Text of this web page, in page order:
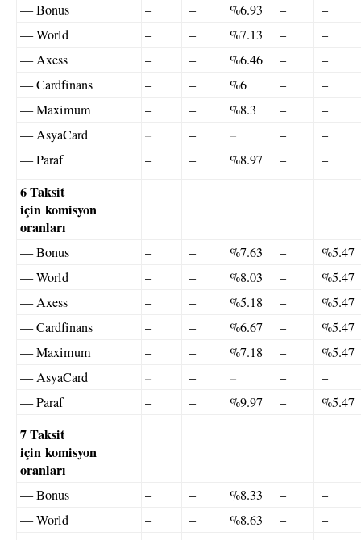
— Bonus – – %6.93 –
–
— World
– – %7.13 –
–
— Axess
– – %6.46 –
–
— Cardfinans
– – %6 –
–
— Maximum
– – %8.3 –
–
— AsyaCard
– – – –
–
— Paraf
– – %8.97 – –
6 Taksit
için komisyon
oranları
— Bonus – – %7.63 –
%5.47
— World
– – %8.03 –
%5.47
— Axess
– – %5.18 –
%5.47
— Cardfinans
– – %6.67 –
%5.47
— Maximum
– – %7.18 –
%5.47
— AsyaCard
– – – –
–
— Paraf
– – %9.97 – %5.47
7 Taksit
için komisyon
oranları
— Bonus – – %8.33 –
–
— World
– – %8.63 –
–